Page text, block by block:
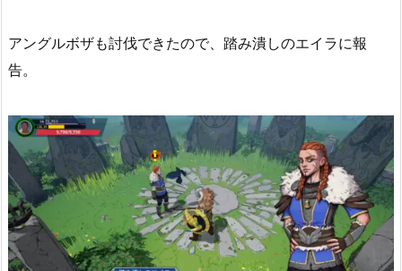
アングルボザも討伐できたので、踏み潰しのエイラに報
告。